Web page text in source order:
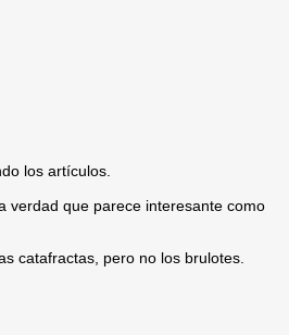
los artículos.
verdad que parece interesante como
catafractas, pero no los brulotes.